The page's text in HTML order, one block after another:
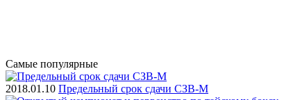
Самые популярные
2018.01.10 Предельный срок сдачи СЗВ-М